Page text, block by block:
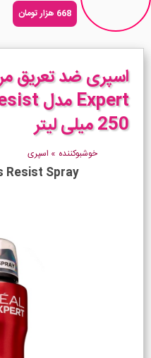
668 هزار تومان
250 میلی لیتر
خوشبوکننده » اسپری
Resist Spray